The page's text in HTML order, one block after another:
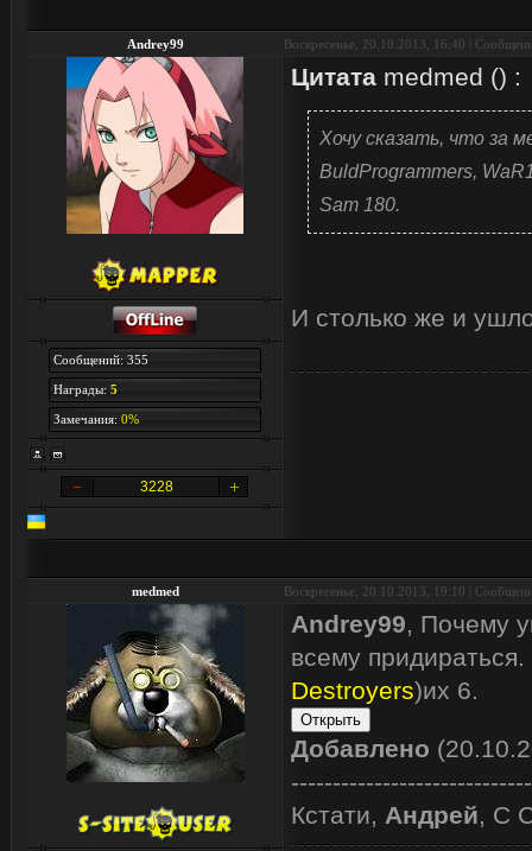
Andrey99 Воскресенье, 20.10.2013, 16:40 |
Сообщений: 355
Награды: 5
Замечания: 0%
3228
Цитата medmed () :
Хочу сказать, что за
BuldProgrammers,
Sam 180.
И столько же и
medmed Воскресенье, 20.10.2013, 19:10 |
Andrey99, Почему
всему придираться.
Destroyers)их 6.
Добавлено
Кстати, Андрей, С